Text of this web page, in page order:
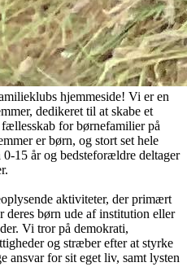
hjemmeside! Vi er en
dedikeret til at skabe et
for børnefamilier på
er børn, og stort set hele
15 år og bedsteforældre deltager
aktiviteter, der primært
deres børn ude af institution eller
Vi tror på demokrati,
og stræber efter at styrke
ansvar for sit eget liv, samt lysten